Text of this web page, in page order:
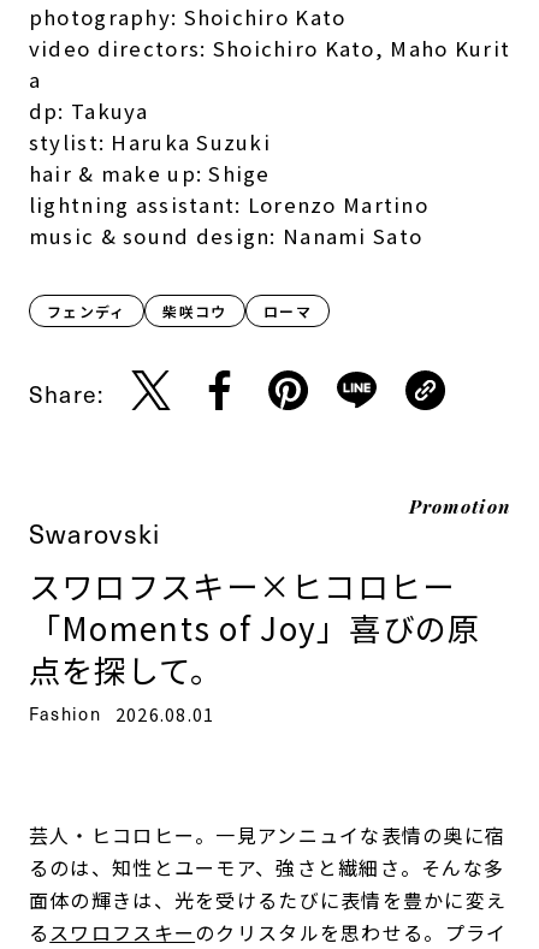
photography: Shoichiro Kato
video directors: Shoichiro Kato, Maho Kurit
a
dp: Takuya
stylist: Haruka Suzuki
hair & make up: Shige
lightning assistant: Lorenzo Martino
music & sound design: Nanami Sato
フェンディ 柴咲コウ ローマ
Share:
Promotion
Swarovski
スワロフスキー×ヒコロヒー
「Moments of Joy」喜びの原
点を探して。
Fashion 2026.08.01
芸人・ヒコロヒー。一見アンニュイな表情の奥に宿
るのは、知性とユーモア、強さと繊細さ。そんな多
面体の輝きは、光を受けるたびに表情を豊かに変え
るスワロフスキーのクリスタルを思わせる。プライ